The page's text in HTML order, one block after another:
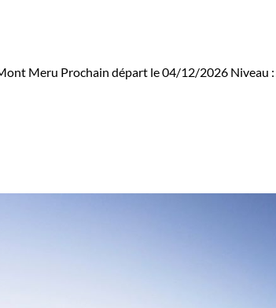
Meru Prochain départ le 04/12/2026 Niveau :